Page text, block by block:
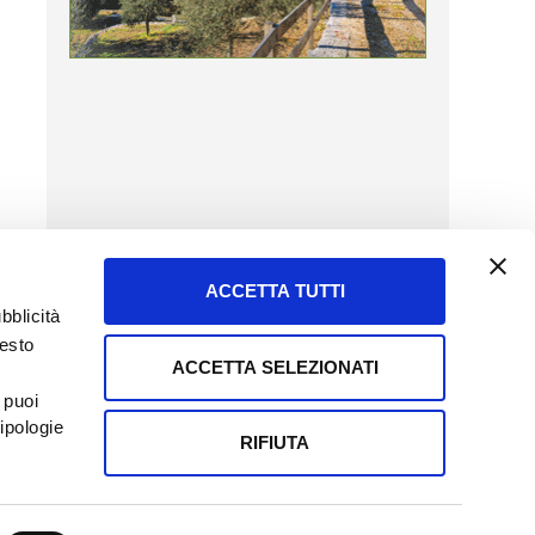
ACCETTA TUTTI
ACCETTA SELEZIONATI
RIFIUTA
Tel + 39.045.8009480
clienti@informatoreagrario.it